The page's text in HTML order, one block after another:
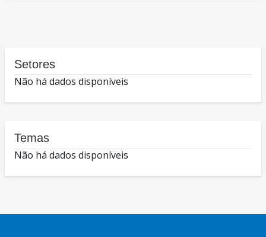
Setores
Não há dados disponíveis
Temas
Não há dados disponíveis